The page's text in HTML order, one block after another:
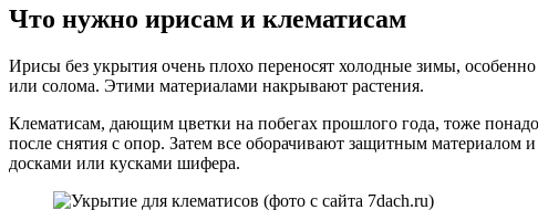
Что нужно ирисам и клематисам
Ирисы без укрытия очень плохо переносят холодные зимы,
или солома. Этими материалами накрывают растения.
Клематисам, дающим цветки на побегах прошлого года, тоже
после снятия с опор. Затем все оборачивают защитным материалом
досками или кусками шифера.